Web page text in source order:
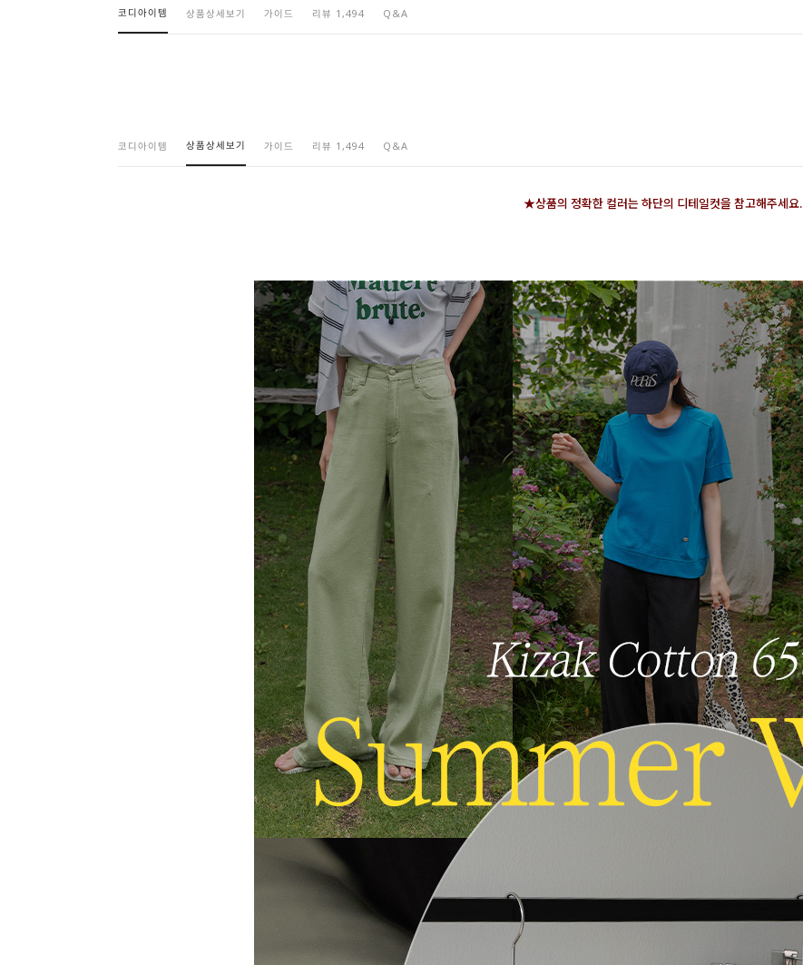
코디아이템 상품상세보기 가이드 리뷰 1,494 Q&A
코디아이템 상품상세보기 가이드 리뷰 1,494 Q&A
★상품의 정확한 컬러는 하단의 디테일컷을 참고해주세요.